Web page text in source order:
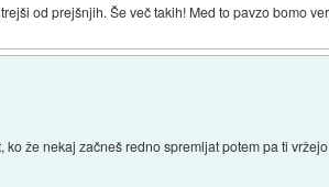
od prejšnjih. Še več takih! Med to pavzo bomo
ko že nekaj začneš redno spremljat potem pa ti